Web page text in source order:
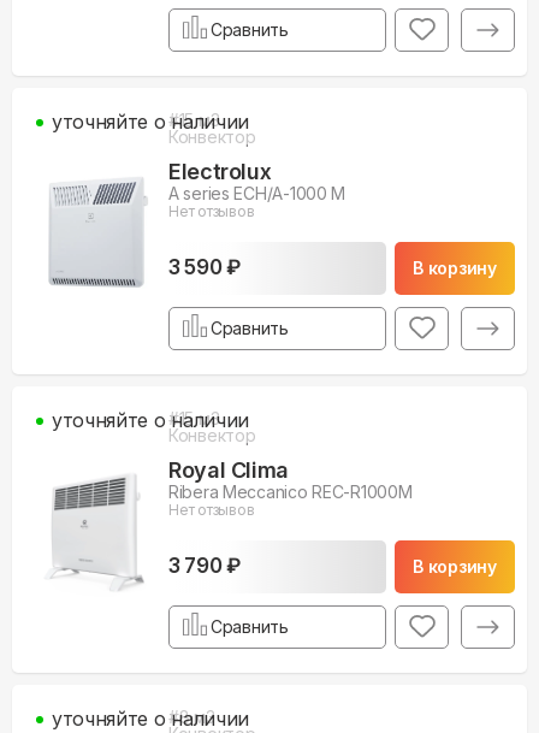
Сравнить
#15м3
Конвектор
Electrolux
A series ECH/A-1000 M
Нет отзывов
3 590 ₽ В корзину
уточняйте о наличии
Сравнить
#15м3
Конвектор
Royal Clima
Ribera Meccanico REC-R1000M
Нет отзывов
3 790 ₽ В корзину
уточняйте о наличии
Сравнить
#8м3
уточняйте о наличии